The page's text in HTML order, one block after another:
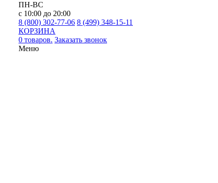
ПН-ВС
с 10:00 до 20:00
8 (800) 302-77-06 8 (499) 348-15-11
КОРЗИНА
0 товаров. Заказать звонок
Меню